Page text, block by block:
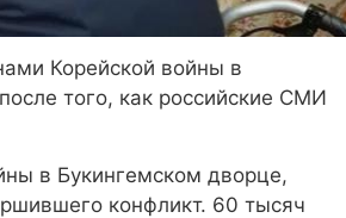
Корейской войны в
того, как российские СМИ
в Букингемском дворце,
конфликт. 60 тысяч